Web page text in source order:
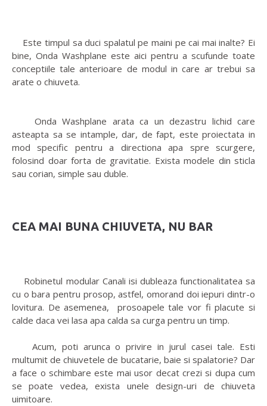
Este timpul sa duci spalatul pe maini pe cai mai inalte? Ei
bine, Onda Washplane este aici pentru a scufunde toate
conceptiile tale anterioare de modul in care ar trebui sa
arate o chiuveta.
Onda Washplane arata ca un dezastru lichid care
asteapta sa se intample, dar, de fapt, este proiectata in
mod specific pentru a directiona apa spre scurgere,
folosind doar forta de gravitatie. Exista modele din sticla
sau corian, simple sau duble.
CEA MAI BUNA CHIUVETA, NU BAR
Robinetul modular Canali isi dubleaza functionalitatea sa
cu o bara pentru prosop, astfel, omorand doi iepuri dintr-o
lovitura. De asemenea, prosoapele tale vor fi placute si
calde daca vei lasa apa calda sa curga pentru un timp.
Acum, poti arunca o privire in jurul casei tale. Esti
multumit de chiuvetele de bucatarie, baie si spalatorie? Dar
a face o schimbare este mai usor decat crezi si dupa cum
se poate vedea, exista unele design-uri de chiuveta
uimitoare.